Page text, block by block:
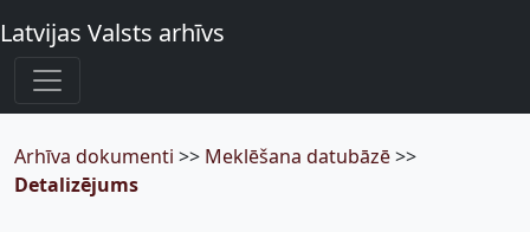
Latvijas Valsts arhīvs
Arhīva dokumenti >> Meklēšana datubāzē>>
Detalizējums